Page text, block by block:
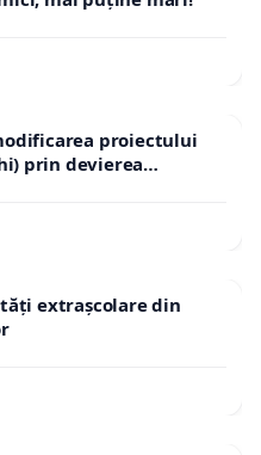
proiectului
prin devierea
extrașcolare din